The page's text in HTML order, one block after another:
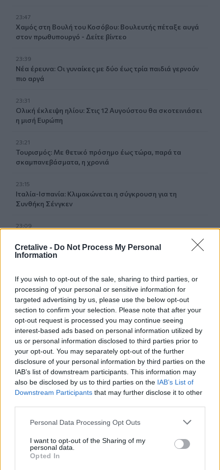
Cretalive - Do Not Process My Personal
Information
If you wish to opt-out of the sale, sharing to third parties, or
processing of your personal or sensitive information for
targeted advertising by us, please use the below opt-out
section to confirm your selection. Please note that after your
opt-out request is processed you may continue seeing
interest-based ads based on personal information utilized by
us or personal information disclosed to third parties prior to
your opt-out. You may separately opt-out of the further
disclosure of your personal information by third parties on the
IAB’s list of downstream participants. This information may
also be disclosed by us to third parties on the IAB’s List of
Downstream Participants that may further disclose it to other
Personal Data Processing Opt Outs
I want to opt-out of the Sharing of my
personal data.
Opted In
23:47
Χαμός στη Βουλή του Κοσόβου: Βουλευτής πέταξε αυγά
στον πρωθυπουργό - Δείτε βίντεο
23:39
Νέα έρευνα: Οι γυναίκες με δύο έως τρία παιδιά γερνούν
πιο αργά
23:31
Ολική έκλειψη ηλίου: Στις 12 Αυγούστου θα σκοτεινιάσει
η μισή Ευρώπη
23:21
Τουρισμός: Με θετικό πρόσημο έως τώρα, παρά τα
σκαμπανεβάσματα, η χρονιά
23:15
Ιταλία-Ισπανία: Κλιμακώνεται η σύγκρουση για τη
Συνθήκη Σένγκεν
23:09
συγκρούστηκε με μηχανή αστυνομικών της ΔΙΑΣ - Δείτε
βίντεο
22:59
Νέα πρόκληση Φιντάν: «Η σταθερότητα στην Κύπρο
οφείλεται στην παρουσία Τούρκων στρατιωτών»
22:53
Διακινούσαν ναρκωτικά στην Πανεπιστημιούπολη του
Ζωγράφου
22:45
Σητεία: Ένα τσιγάρο παραλίγο να βάλει φωτιά στις
Λιθίνες
influencer
22:32
Νέο χτύπημα στα Στενά του Ορμούζ: Βλήμα έπληξε